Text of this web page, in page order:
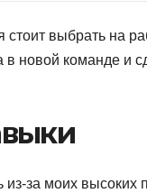
выбрать на
в новой команде и
за моих